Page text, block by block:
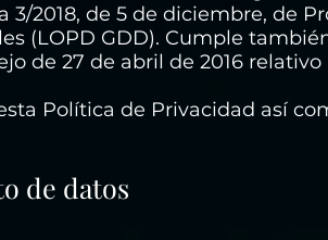
2018, de 5 de diciembre, de
(LOPD GDD). Cumple
de 27 de abril de 2016
Política de Privacidad así
de datos